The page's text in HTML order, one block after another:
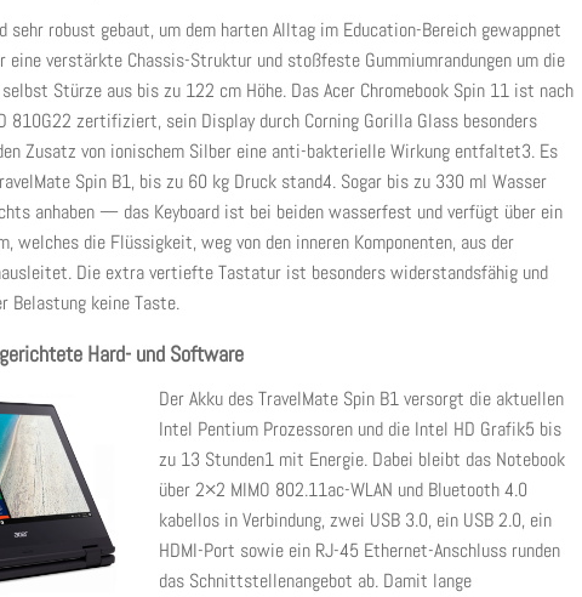
sehr robust gebaut, um dem harten Alltag im Education-Bereich gewappnet
eine verstärkte Chassis-Struktur und stoßfeste Gummiumrandungen um die
Stürze aus bis zu 122 cm Höhe. Das Acer Chromebook Spin 11 ist nach
810G22 zertifiziert, sein Display durch Corning Gorilla Glass besonders
Zusatz von ionischem Silber eine anti-bakterielle Wirkung entfaltet3. Es
Spin B1, bis zu 60 kg Druck stand4. Sogar bis zu 330 ml Wasser
anhaben — das Keyboard ist bei beiden wasserfest und verfügt über ein
welches die Flüssigkeit, weg von den inneren Komponenten, aus der
Die extra vertiefte Tastatur ist besonders widerstandsfähig und
keine Taste.
Hard- und Software
Der Akku des TravelMate Spin B1 versorgt die aktuellen
Intel Pentium Prozessoren und die Intel HD Grafik5 bis
zu 13 Stunden1 mit Energie. Dabei bleibt das Notebook
über 2×2 MIMO 802.11ac-WLAN und Bluetooth 4.0
kabellos in Verbindung, zwei USB 3.0, ein USB 2.0, ein
HDMI-Port sowie ein RJ-45 Ethernet-Anschluss runden
das Schnittstellenangebot ab. Damit lange